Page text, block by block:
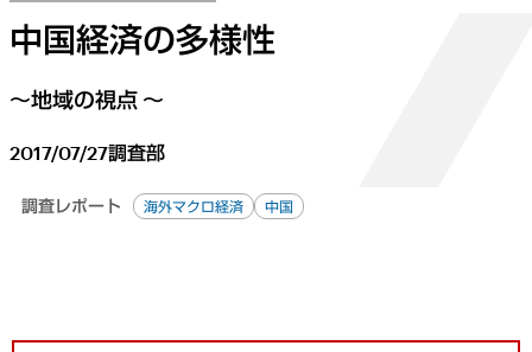
中国経済の多様性
～地域の視点 ～
2017/07/27調査部
調査レポート 海外マクロ経済 中国